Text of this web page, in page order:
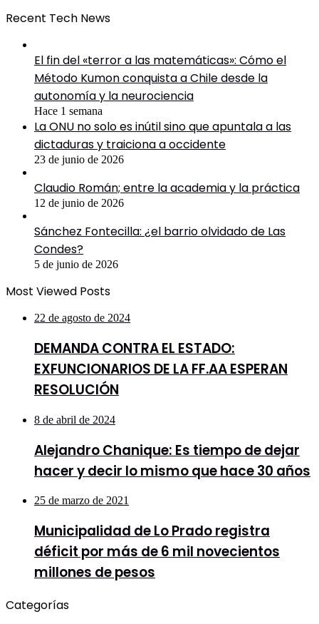
Recent Tech News
El fin del «terror a las matemáticas»: Cómo el
Método Kumon conquista a Chile desde la
autonomía y la neurociencia
Hace 1 semana
La ONU no solo es inútil sino que apuntala a las
dictaduras y traiciona a occidente
23 de junio de 2026
Claudio Román; entre la academia y la práctica
12 de junio de 2026
Sánchez Fontecilla: ¿el barrio olvidado de Las
Condes?
5 de junio de 2026
Most Viewed Posts
22 de agosto de 2024
DEMANDA CONTRA EL ESTADO:
EXFUNCIONARIOS DE LA FF.AA ESPERAN
RESOLUCIÓN
8 de abril de 2024
Alejandro Chanique: Es tiempo de dejar
hacer y decir lo mismo que hace 30 años
25 de marzo de 2021
Municipalidad de Lo Prado registra
déficit por más de 6 mil novecientos
millones de pesos
Categorías